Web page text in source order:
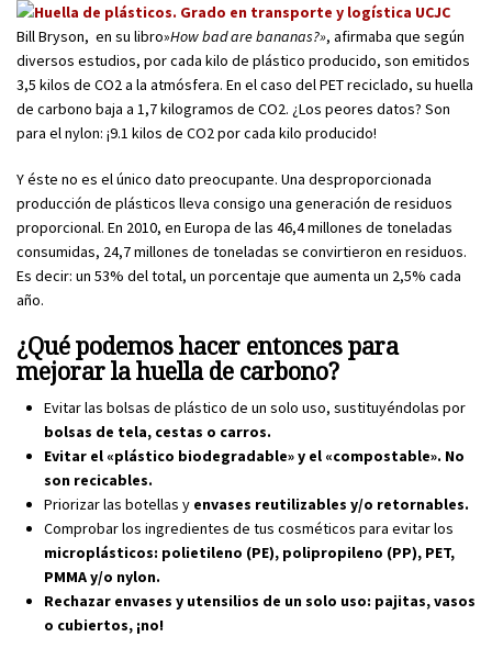
Bill Bryson, en su libro»How bad are bananas?», afirmaba que según
diversos estudios, por cada kilo de plástico producido, son emitidos
3,5 kilos de CO2 a la atmósfera. En el caso del PET reciclado, su huella
de carbono baja a 1,7 kilogramos de CO2. ¿Los peores datos? Son
para el nylon: ¡9.1 kilos de CO2 por cada kilo producido!
Y éste no es el único dato preocupante. Una desproporcionada
producción de plásticos lleva consigo una generación de residuos
proporcional. En 2010, en Europa de las 46,4 millones de toneladas
consumidas, 24,7 millones de toneladas se convirtieron en residuos.
Es decir: un 53% del total, un porcentaje que aumenta un 2,5% cada
año.
¿Qué podemos hacer entonces para
mejorar la huella de carbono?
Evitar las bolsas de plástico de un solo uso, sustituyéndolas por
bolsas de tela, cestas o carros.
Evitar el «plástico biodegradable» y el «compostable». No
son recicables.
Priorizar las botellas y envases reutilizables y/o retornables.
Comprobar los ingredientes de tus cosméticos para evitar los
microplásticos: polietileno (PE), polipropileno (PP), PET,
PMMA y/o nylon.
Rechazar envases y utensilios de un solo uso: pajitas, vasos
o cubiertos, ¡no!